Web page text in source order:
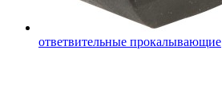
ответвительные прокалывающие